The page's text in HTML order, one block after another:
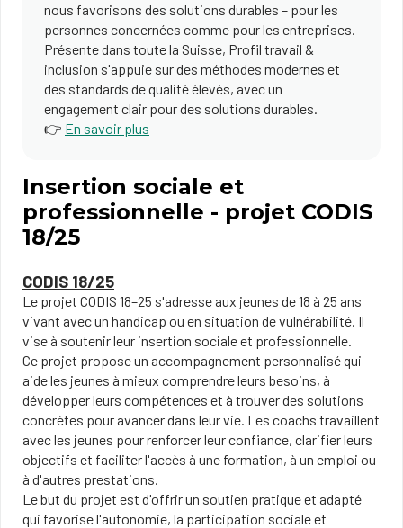
nous favorisons des solutions durables – pour les
personnes concernées comme pour les entreprises.
Présente dans toute la Suisse, Profil travail &
inclusion s'appuie sur des méthodes modernes et
des standards de qualité élevés, avec un
engagement clair pour des solutions durables.
👉 En savoir plus​
Insertion sociale et
professionnelle - projet CODIS
18/25
CODIS 18/25
Le projet CODIS 18–25 s'adresse aux jeunes de 18 à 25 ans
vivant avec un handicap ou en situation de vulnérabilité. Il
vise à soutenir leur insertion sociale et profess​ionnelle.
Ce projet propose un accompagnement personnalisé qui
aide les jeunes à mieux comprendre leurs besoins, à
développer leurs compétences et à trouver des solutions
concrètes pour avancer dans leur vie. Les coachs travaillent
avec les jeunes pour renforcer leur confiance, clarifier leurs
objectifs et faciliter l'accès à une formation, à un emploi ou
à d'autres prestations.
Le but du projet est d'offrir un soutien pratique et adapté
qui favorise l'autonomie, la participation sociale et